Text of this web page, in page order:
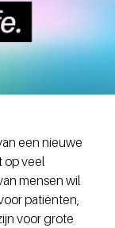
een nieuwe
op veel
mensen wil
patiënten,
voor grote